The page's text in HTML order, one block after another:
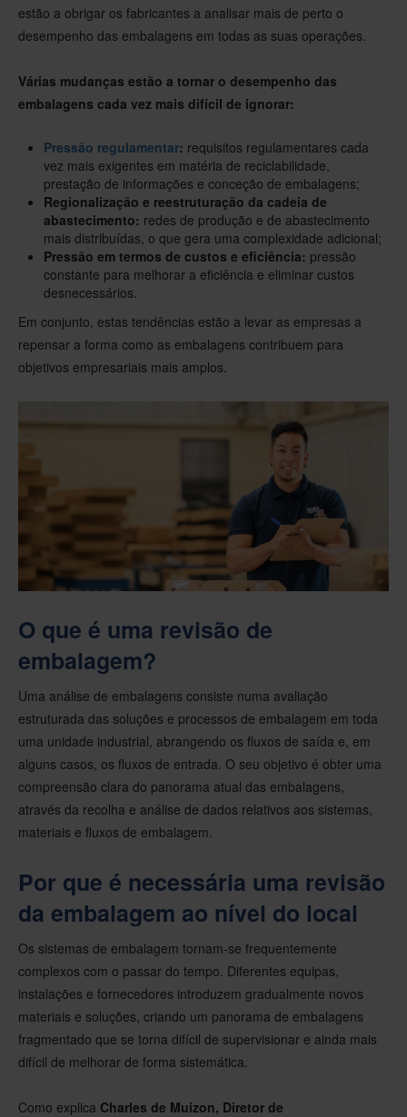
estão a obrigar os fabricantes a analisar mais de perto o
desempenho das embalagens em todas as suas operações.
Várias mudanças estão a tornar o desempenho das
embalagens cada vez mais difícil de ignorar:
Pressão regulamentar: requisitos regulamentares cada
vez mais exigentes em matéria de reciclabilidade,
prestação de informações e conceção de embalagens;
Regionalização e reestruturação da cadeia de
abastecimento: redes de produção e de abastecimento
mais distribuídas, o que gera uma complexidade adicional;
Pressão em termos de custos e eficiência: pressão
constante para melhorar a eficiência e eliminar custos
desnecessários.
Em conjunto, estas tendências estão a levar as empresas a
repensar a forma como as embalagens contribuem para
objetivos empresariais mais amplos.
O que é uma revisão de
embalagem?
Uma análise de embalagens consiste numa avaliação
estruturada das soluções e processos de embalagem em toda
uma unidade industrial, abrangendo os fluxos de saída e, em
alguns casos, os fluxos de entrada. O seu objetivo é obter uma
compreensão clara do panorama atual das embalagens,
através da recolha e análise de dados relativos aos sistemas,
materiais e fluxos de embalagem.
Por que é necessária uma revisão
da embalagem ao nível do local
Os sistemas de embalagem tornam-se frequentemente
complexos com o passar do tempo. Diferentes equipas,
instalações e fornecedores introduzem gradualmente novos
materiais e soluções, criando um panorama de embalagens
fragmentado que se torna difícil de supervisionar e ainda mais
difícil de melhorar de forma sistemática.
Como explica Charles de Muizon, Diretor de